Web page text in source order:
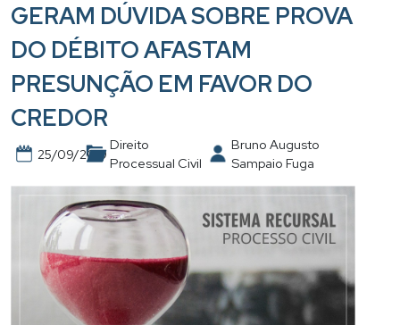
GERAM DÚVIDA SOBRE PROVA
DO DÉBITO AFASTAM
PRESUNÇÃO EM FAVOR DO
CREDOR
25/09/2019
Direito
Processual Civil
Bruno Augusto
Sampaio Fuga